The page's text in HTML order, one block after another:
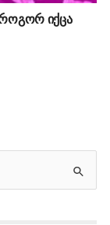
იქცა